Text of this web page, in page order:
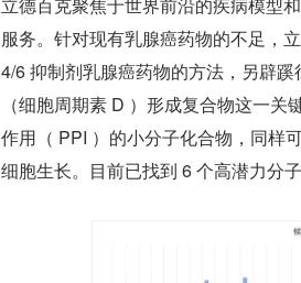
服务。针对现有乳腺癌药物的不足，
4/6 抑制剂乳腺癌药物的方法，另辟
（细胞周期素 D ）形成复合物这一
作用（ PPI ）的小分子化合物，同样
细胞生长。目前已找到 6 个高潜力分